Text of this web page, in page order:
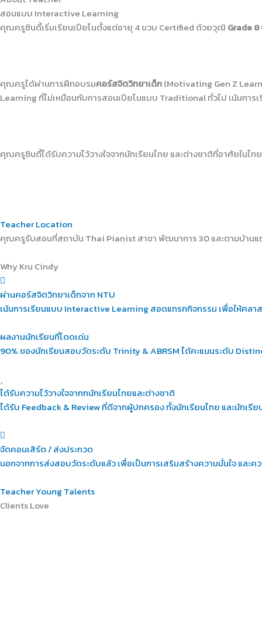
สอนแบบ Interactive Learning
คุณครูซินดี้เริ่มเรียนเปียโนตั้งแต่อายุ 4 ขวบ Certified ด้วยวุฒิ Grade
คุณครูได้ผ่านการฝึกอบรมคอร์สจิตวิทยาเด็ก(Motivating Gen Z
Learning ที่ไม่เหมือนกับการสอนเปียโนแบบ Traditional ทั่วไป เน้นการ
คุณครูซินดี้ได้รับความไว้วางใจจากนักเรียนไทย และต่างชาติที่อาศัยในไท
TeacherLocation
คุณครูรับสอนที่สถาบัน Thai Pianist สาขา พัฒนาการ 30 และตามบ้าน
WhyKru Cindy
ผ่านคอร์สจิตวิทยาเด็กจาก NTU
เน้นการเรียนแบบ Interactive Learning สอดแทรกกิจกรรม เพื่อให้คลาส
ผลงานนักเรียนที่โดดเด่น
90% ของนักเรียนสอบวัดระดับ Trinity & ABRSM ได้คะแนนระดับ
ได้รับความไว้วางใจจากกนักเรียนไทยและต่างชาติ
ได้รับ Feedback & Review ที่ดีจากผู้ปกครอง ทั้งนักเรียนไทย และนักเรีย
จัดคอนเสิร์ต / ส่งประกวด
นอกจากการส่งสอบวัดระดับแล้ว เพื่อเป็นการเสริมสร้างความมั่นใจ แล
TeacherYoung Talents
ClientsLove